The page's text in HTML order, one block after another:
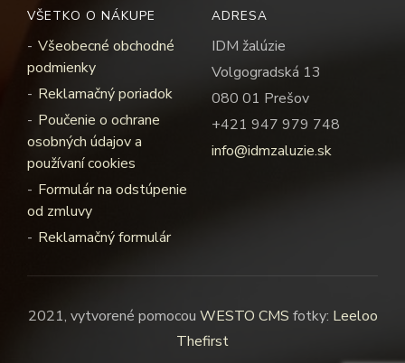
VŠETKO O NÁKUPE
Všeobecné obchodné
podmienky
Reklamačný poriadok
Poučenie o ochrane
osobných údajov a
používaní cookies
Formulár na odstúpenie
od zmluvy
Reklamačný formulár
ADRESA
IDM žalúzie
Volgogradská 13
080 01 Prešov
+421 947 979 748
info@idmzaluzie.sk
2021, vytvorené pomocou WESTO CMS fotky: Leeloo
Thefirst